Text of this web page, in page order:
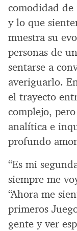
comodidad de
y lo que
muestra su
personas de
sentarse a
averiguarlo.
el trayecto
complejo,
analítica e
profundo
“Es mi
siempre me
“Ahora me
primeros
gente y ver